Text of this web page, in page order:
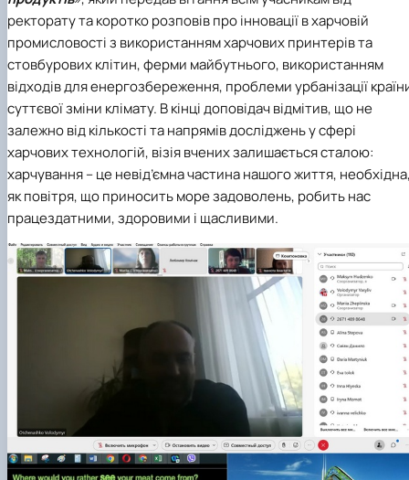
ректорату та коротко розповів про інновації в харчовій
промисловості з використанням харчових принтерів та
стовбурових клітин, ферми майбутнього, використанням
відходів для енергозбереження, проблеми урбанізації
суттєвої зміни клімату. В кінці доповідач відмітив, що не
залежно від кількості та напрямів досліджень у сфері
харчових технологій, візія вчених залишається сталою:
харчування – це невід’ємна частина нашого життя,
як повітря, що приносить море задоволень, робить нас
працездатними, здоровими і щасливими.